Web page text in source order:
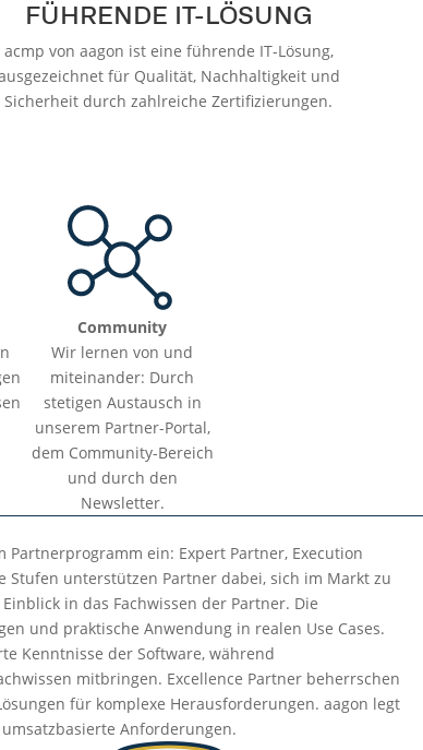
FÜHRENDE IT-LÖSUNG
acmp von aagon ist eine führende IT-Lösung,
für Qualität, Nachhaltigkeit und
Sicherheit durch zahlreiche Zertifizierungen.
Community
Wir lernen von und
miteinander: Durch
stetigen Austausch in
unserem Partner-Portal,
dem Community-Bereich
und durch den
Newsletter.
ein: Expert Partner, Execution
Stufen unterstützen Partner dabei, sich im Markt zu
in das Fachwissen der Partner. Die
und praktische Anwendung in realen Use Cases.
Kenntnisse der Software, während
mitbringen. Excellence Partner beherrschen
für komplexe Herausforderungen. aagon legt
Anforderungen.